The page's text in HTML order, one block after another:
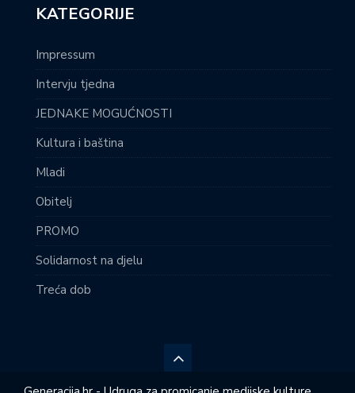
KATEGORIJE
Impressum
Intervju tjedna
JEDNAKE MOGUĆNOSTI
Kultura i baština
Mladi
Obitelj
PROMO
Solidarnost na djelu
Treća dob